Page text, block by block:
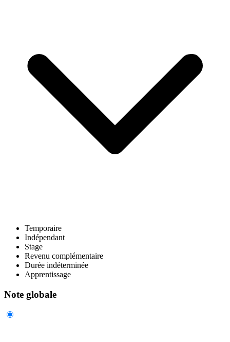
Temporaire
Indépendant
Stage
Revenu complémentaire
Durée indéterminée
Apprentissage
Note globale